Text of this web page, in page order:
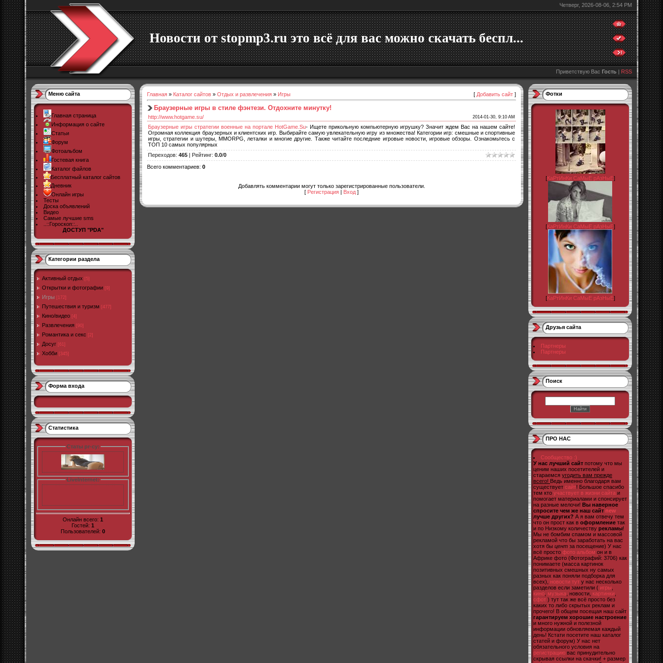
Четверг, 2026-08-06, 2:54 PM
Новости от stopmp3.ru это всё для вас можно скачать беспл...
Приветствую Вас Гость | RSS
Меню сайта
Главная страница
Информация о сайте
Статьи
Форум
Фотоальбом
Гостевая книга
Каталог файлов
Бесплатный каталог сайтов
Дневник
Онлайн игры
Тесты
Доска объявлений
Видео
Самые лучшие sms
..::Гороскоп::..
ДОСТУП "PDA"
Категории раздела
Активный отдых [5]
Открытки и фотографии [9]
Игры [172]
Путешествия и туризм [477]
Кино/видео [4]
Развлечения [90]
Романтика и секс [2]
Досуг [61]
Хобби [345]
Форма входа
Статистика
Статы pr-cy:
LiveInternet:
Онлайн всего: 1
Гостей: 1
Пользователей: 0
Главная » Каталог сайтов » Отдых и развлечения » Игры [ Добавить сайт ]
Браузерные игры в стиле фэнтези. Отдохните минутку!
http://www.hotgame.su/ 2014-01-30, 9:10 AM
Браузерные игры стратегии военные на портале HotGame.Su- Ищете прикольную компьютерную игрушку? Значит ждем Вас на нашем сайте!
Огромная коллекция браузерных и клиентских игр. Выбирайте самую увлекательную игру из множества! Категории игр: смешные и спортивные
игры, стратегии и шутеры, MMORPG, леталки и многие другие. Также читайте последние игровые новости, игровые обзоры. Ознакомьтесь с
ТОП 10 самых популярных
Переходов: 465 | Рейтинг: 0.0/0
Всего комментариев: 0
Добавлять комментарии могут только зарегистрированные пользователи.
[ Регистрация | Вход ]
Фотки
[КаРтИнКи СаМыЕ рАзНыЕ]
[КаРтИнКи СаМыЕ рАзНыЕ]
[КаРтИнКи СаМыЕ рАзНыЕ]
Друзья сайта
Партнеры
Партнеры
Поиск
ПРО НАС
Сообщество :)
У нас лучший сайт потому что мы
ценим наших посетителей и
стараемся угодить вам прежде
всего! Ведь именно благодаря вам
существует сайт! Большое спасибо
тем кто участвует в жизни сайта и
помогает материалами и спонсирует
на разные мелочи! Вы наверное
спросите чем же наш сайт new
лучше других? А я вам отвечу тем
что он прост как в оформление так
и по Низкому количеству рекламы!
Мы не бомбим спамом и массовой
рекламой что бы заработать на вас
хотя бы цент за посещение) У нас
всё просто фото альбом он и в
Африке фото (Фотографий: 3706) как
понимаете (масса картинок
позитивных смешных ну самых
разных как поняли подборка для
всех), новости тут у нас несколько
разделов если заметили ( игры
кино музыка , новости, картинки
сфот ) тут так же всё просто без
каких то либо скрытых реклам и
прочего! В общем посещая наш сайт
гарантируем хорошие настроение
и много нужной и полезной
информации обновляемая каждый
день! Кстати посетите наш каталог
статей и форум) У нас нет
обязательного условия на
регистрацию вас принудительно
скрывая ссылки на скачки! + размер